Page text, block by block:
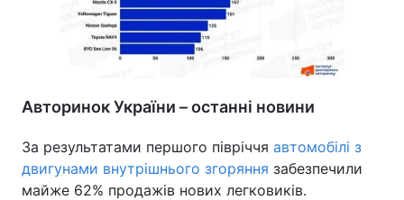
Авторинок України – останні новини
За результатами першого півріччя автомобілі з
двигунами внутрішнього згоряння забезпечили
майже 62% продажів нових легковиків.